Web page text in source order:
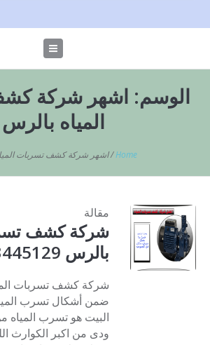
الوسم: اشهر شركة
المياه بالرس
Home
/اشهر شركة كشف تسربات
مقالة
شركة كشف
بالرس 0553445129
شركة كشف تسربات
ضمن أشكال تسرب
البيت هو تسرب المياه
ودى من اكبر الكوارث